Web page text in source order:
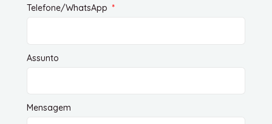
Telefone/WhatsApp
Assunto
Mensagem